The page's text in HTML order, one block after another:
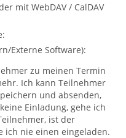
mit WebDAV / CalDAV
Externe Software):
zu meinen Termin
Ich kann Teilnehmer
und absenden,
Einladung, gehe ich
ist der
ich nie einen eingeladen.